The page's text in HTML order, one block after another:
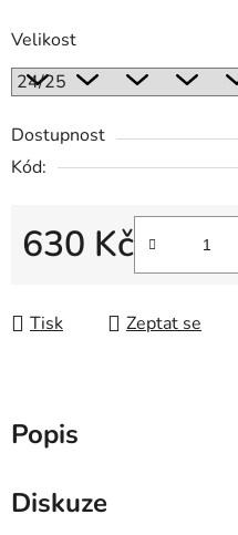
Velikost
Dostupnost
Kód:
630 Kč
Tisk Zeptat se
Popis
Diskuze